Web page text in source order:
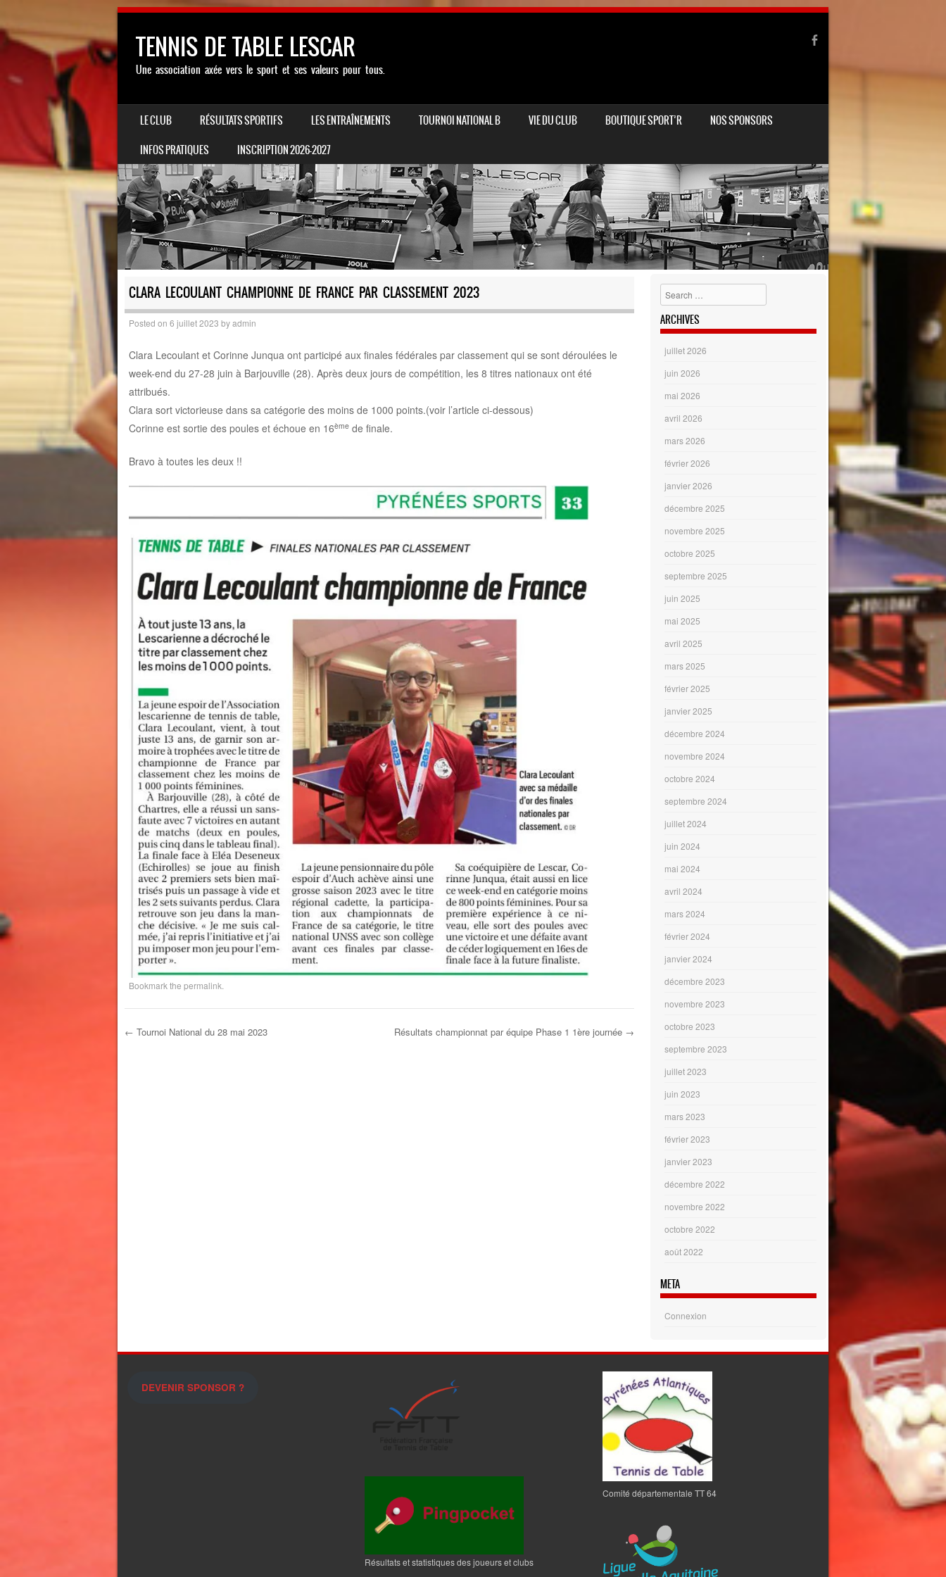
TENNIS DE TABLE LESCAR
Une association axée vers le sport et ses valeurs pour tous.
MENU
SKIP TO CONTENT
LE CLUB RÉSULTATS SPORTIFS LES ENTRAÎNEMENTS TOURNOI NATIONAL B VIE DU CLUB BOUTIQUE SPORT’R
NOS SPONSORS
INFOS PRATIQUES
INSCRIPTION 2026-2027
CLARA LECOULANT CHAMPIONNE DE FRANCE PAR CLASSEMENT 2023
Posted on 6 juillet 2023 byadmin
Clara Lecoulant et Corinne Junqua ont participé aux finales fédérales par classement qui se sont déroulées le
week-end du 27-28 juin à Barjouville (28). Après deux jours de compétition, les 8 titres nationaux ont été
attribués.
Clara sort victorieuse dans sa catégorie des moins de 1000 points.(voir l’article ci-dessous)
Corinne est sortie des poules et échoue en 16èmede finale.
Bravo à toutes les deux !!
Bookmark the permalink
← Tournoi National du 28 mai 2023 Résultats championnat par équipe Phase 1 1ère journée →
Search
ARCHIVES
juillet 2026
juin 2026
mai 2026
avril 2026
mars 2026
février 2026
janvier 2026
décembre 2025
novembre 2025
octobre 2025
septembre 2025
juin 2025
mai 2025
avril 2025
mars 2025
février 2025
janvier 2025
décembre 2024
novembre 2024
octobre 2024
septembre 2024
juillet 2024
juin 2024
mai 2024
avril 2024
mars 2024
février 2024
janvier 2024
décembre 2023
novembre 2023
octobre 2023
septembre 2023
juillet 2023
juin 2023
mars 2023
février 2023
janvier 2023
décembre 2022
novembre 2022
octobre 2022
août 2022
META
Connexion
DEVENIR SPONSOR ?
Résultats et statistiques des joueurs et clubs
Comité départementale TT 64